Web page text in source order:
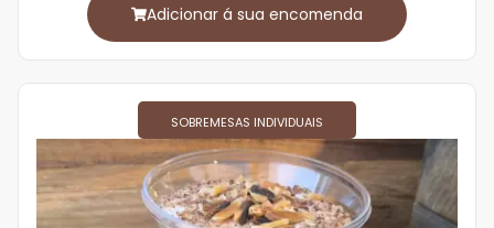
Adicionar á sua encomenda
SOBREMESAS INDIVIDUAIS